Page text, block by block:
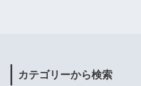
カテゴリーから検索